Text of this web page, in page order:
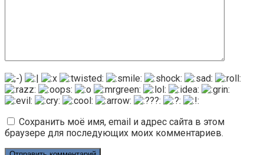
Сохранить моё имя, email и адрес сайта в этом
браузере для последующих моих комментариев.